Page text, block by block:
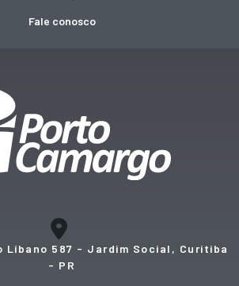
Fale conosco
Líbano 587 - Jardim Social, Curitiba
- PR